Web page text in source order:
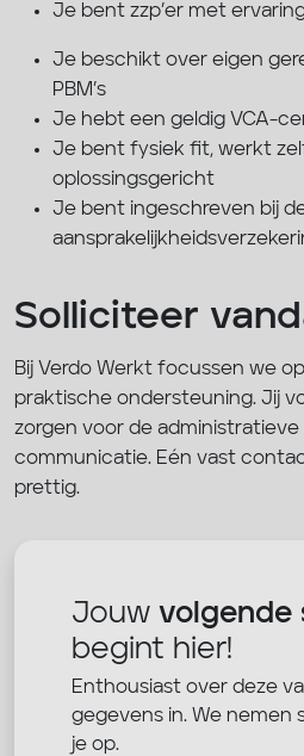
Je bent zzp’er met
Je beschikt over eigen
PBM’s
Je hebt een geldig VCA-
Je bent fysiek fit, werkt
oplossingsgericht
Je bent ingeschreven bij
Solliciteer
Bij Verdo Werkt focussen we
praktische ondersteuning. Jij
zorgen voor de
communicatie. Eén vast
prettig.
Jouw volgende
begint hier!
Enthousiast over deze
gegevens in. We
je op.